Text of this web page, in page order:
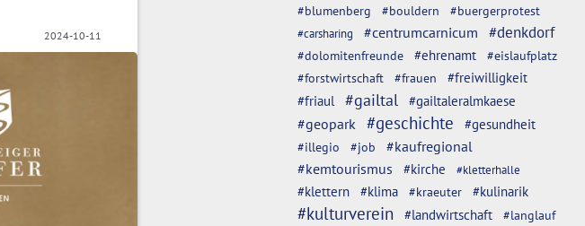
#blumenberg #bouldern
#buergerprotest
#carsharing
#centrumcarnicum #denkdorf
#dolomitenfreunde #ehrenamt
#eislaufplatz
#forstwirtschaft
#frauen
#freiwilligkeit
#friaul
#gailtal #gailtaleralmkaese
#geopark #geschichte #gesundheit
#illegio #job
#kaufregional
#kemtourismus
#kirche #kletterhalle
#klettern #klima #kraeuter #kulinarik
#kulturverein #landwirtschaft #langlauf
2024-10-11